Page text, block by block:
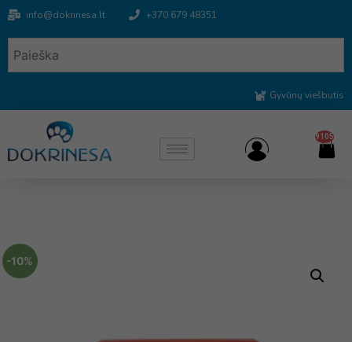
info@dokrinesa.lt +370 679 48351
Gyvūnų viešbutis
9105
-10%